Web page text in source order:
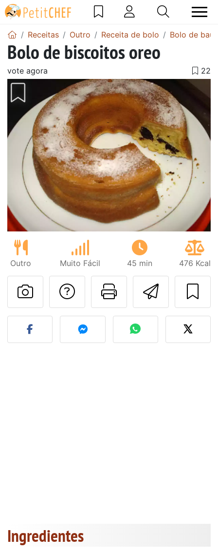
Receitas Outro Receita de bolo Bolo de
Bolo de biscoitos oreo
vote agora
Outro Muito Fácil 45 min 476 Kcal
Imprima
Falar com o autor
Fez esta receita?
Ingredientes